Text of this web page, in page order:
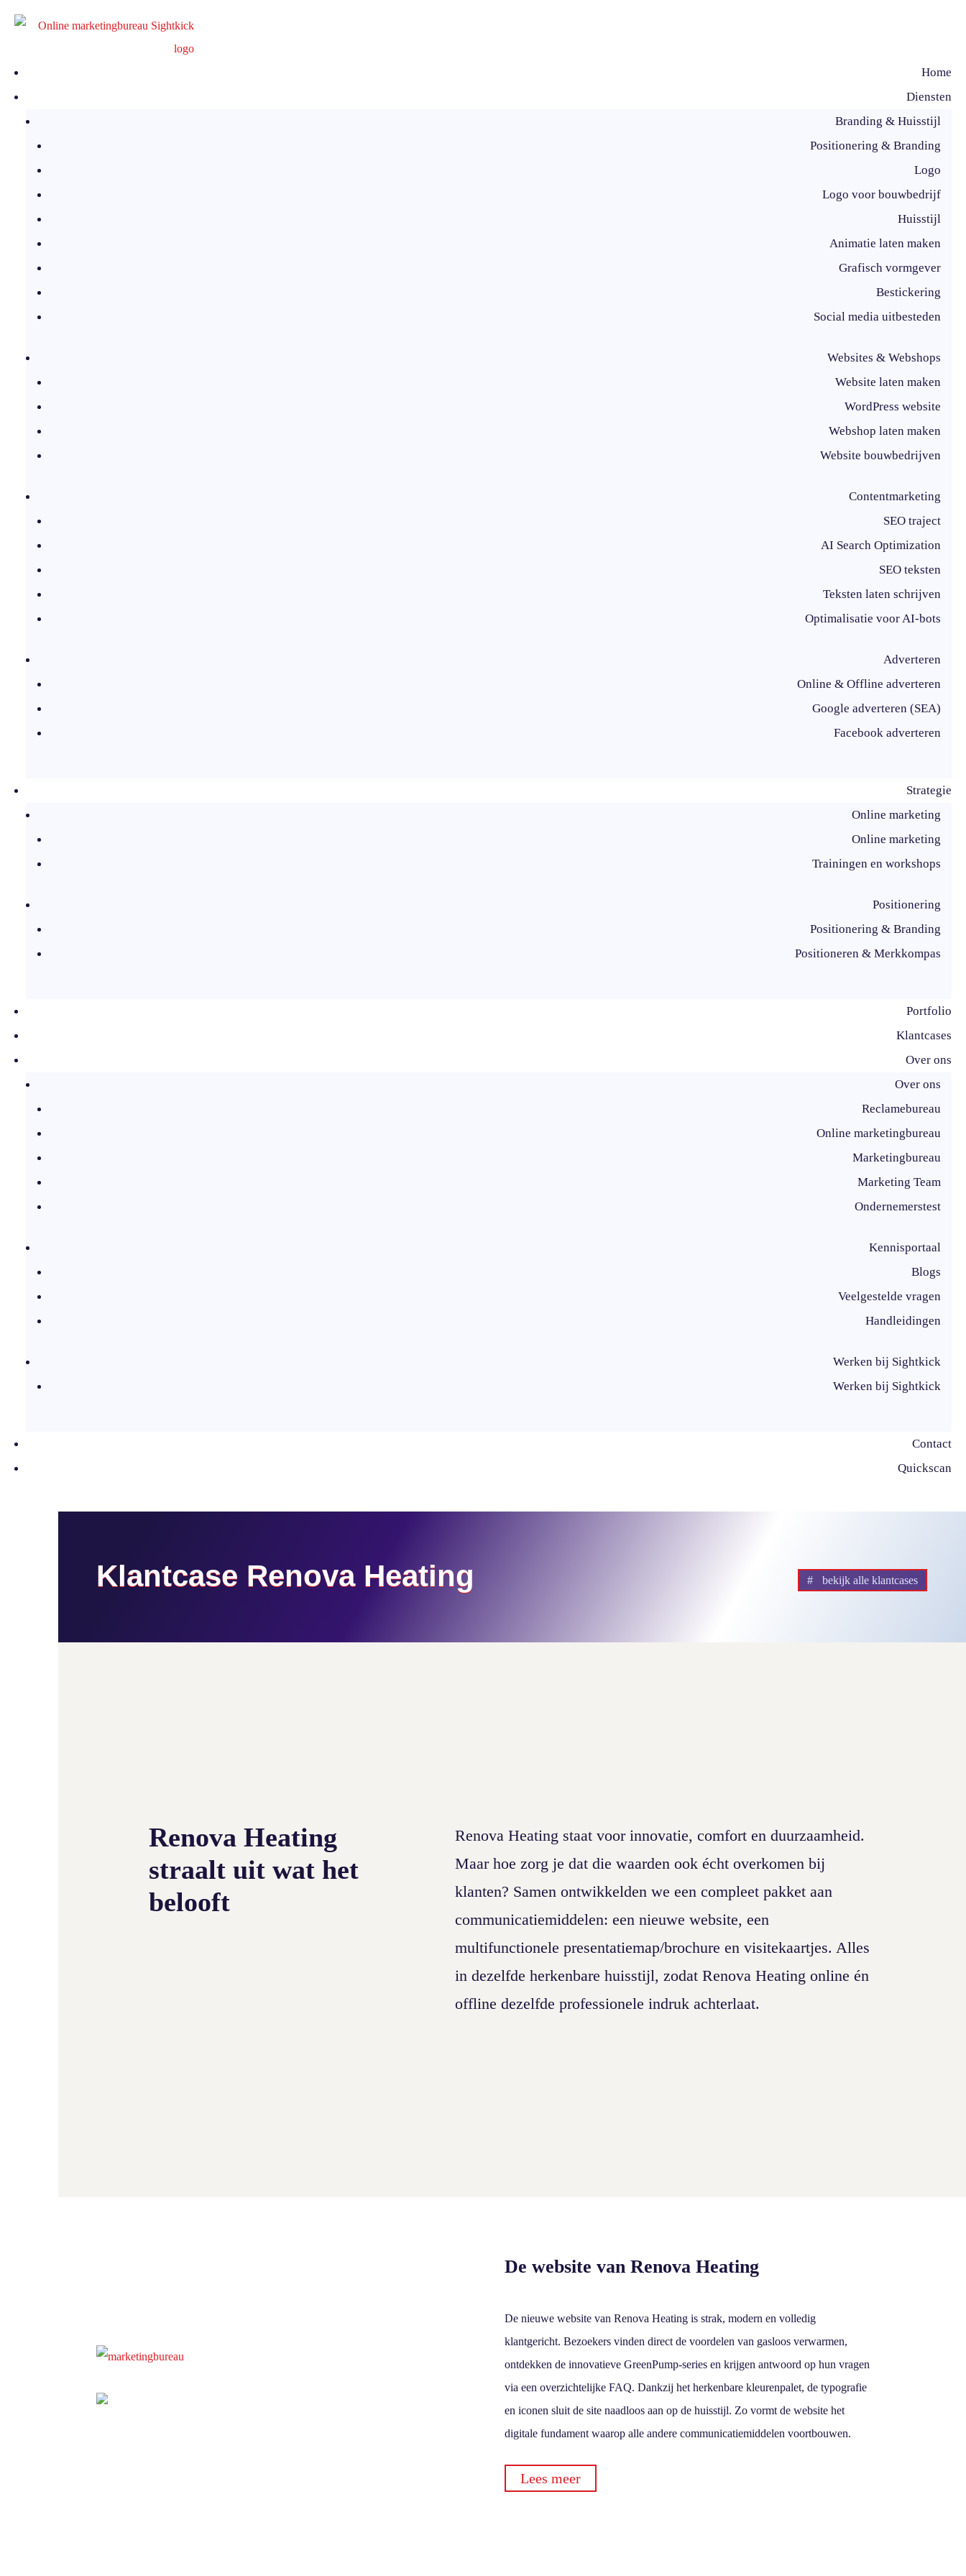
Home
Diensten
Branding & Huisstijl
Positionering & Branding
Logo
Logo voor bouwbedrijf
Huisstijl
Animatie laten maken
Grafisch vormgever
Bestickering
Social media uitbesteden
Websites & Webshops
Website laten maken
WordPress website
Webshop laten maken
Website bouwbedrijven
Contentmarketing
SEO traject
AI Search Optimization
SEO teksten
Teksten laten schrijven
Optimalisatie voor AI-bots
Adverteren
Online & Offline adverteren
Google adverteren (SEA)
Facebook adverteren
Strategie
Online marketing
Online marketing
Trainingen en workshops
Positionering
Positionering & Branding
Positioneren & Merkkompas
Portfolio
Klantcases
Over ons
Over ons
Reclamebureau
Online marketingbureau
Marketingbureau
Marketing Team
Ondernemerstest
Kennisportaal
Blogs
Veelgestelde vragen
Handleidingen
Werken bij Sightkick
Werken bij Sightkick
Contact
Quickscan
Klantcase Renova Heating bekijk alle klantcases
Renova Heating
straalt uit wat het
belooft
Renova Heating staat voor innovatie, comfort en duurzaamheid.
Maar hoe zorg je dat die waarden ook écht overkomen bij
klanten? Samen ontwikkelden we een compleet pakket aan
communicatiemiddelen: een nieuwe website, een
multifunctionele presentatiemap/brochure en visitekaartjes. Alles
in dezelfde herkenbare huisstijl, zodat Renova Heating online én
offline dezelfde professionele indruk achterlaat.
De website van Renova Heating
De nieuwe website van Renova Heating is strak, modern en volledig
klantgericht. Bezoekers vinden direct de voordelen van gasloos verwarmen,
ontdekken de innovatieve GreenPump-series en krijgen antwoord op hun vragen
via een overzichtelijke FAQ. Dankzij het herkenbare kleurenpalet, de typografie
en iconen sluit de site naadloos aan op de huisstijl. Zo vormt de website het
digitale fundament waarop alle andere communicatiemiddelen voortbouwen.
Lees meer